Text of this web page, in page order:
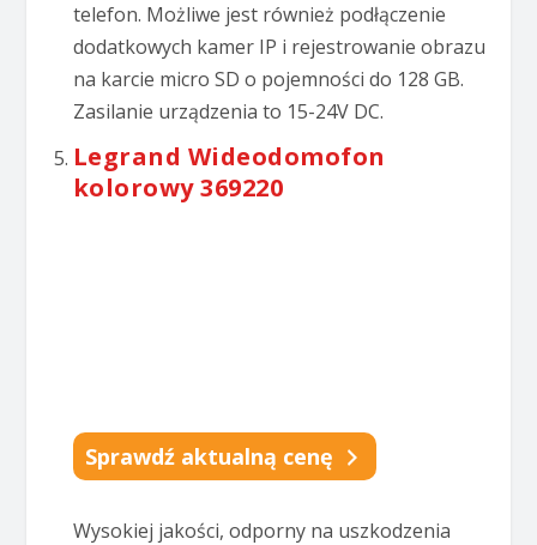
telefon. Możliwe jest również podłączenie
dodatkowych kamer IP i rejestrowanie obrazu
na karcie micro SD o pojemności do 128 GB.
Zasilanie urządzenia to 15-24V DC.
Legrand Wideodomofon
kolorowy 369220
Sprawdź aktualną cenę
Wysokiej jakości, odporny na uszkodzenia